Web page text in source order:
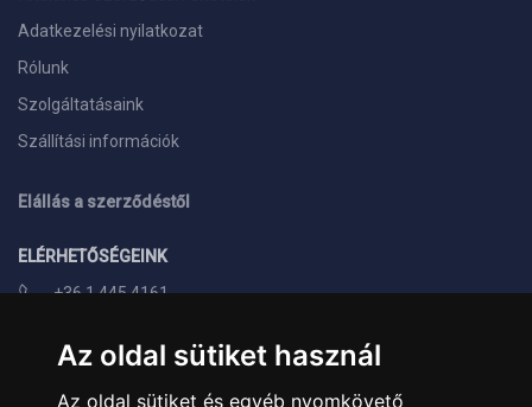
Az oldal sütiket használ
Az oldal sütiket és egyéb nyomkövető
Adatkezelési nyilatkozat
Rólunk
Szolgáltatásaink
Szállítási információk
Elállás a szerződéstől
ELÉRHETŐSÉGEINK
+36 1 445 4161
info@landcomputer.hu